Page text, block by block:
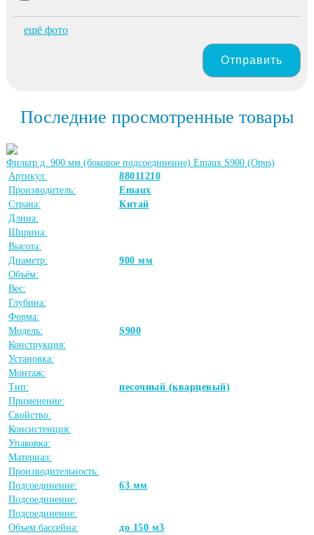
ещё фото
Отправить
Последние просмотренные товары
Фильтр д. 900 мм (боковое подсоединение) Emaux S900 (Opus)
Артикул:
88011210
Производитель:
Emaux
Страна:
Китай
Длина:
Ширина:
Высота:
Диаметр:
900 мм
Объём:
Вес:
Глубина:
Форма:
Модель:
S900
Конструкция:
Установка:
Монтаж:
Тип:
песочный (кварцевый)
Применение:
Свойство:
Консистенция:
Упаковка:
Материал:
Производительность:
Подсоединение:
63 мм
Подсоединение:
Подсоединение:
Объем бассейна:
до 150 м3